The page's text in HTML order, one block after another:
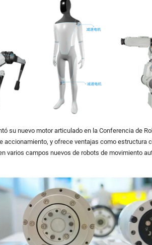
su nuevo motor articulado en la Conferencia de
y ofrece ventajas como estructura
varios campos nuevos de robots de movimiento